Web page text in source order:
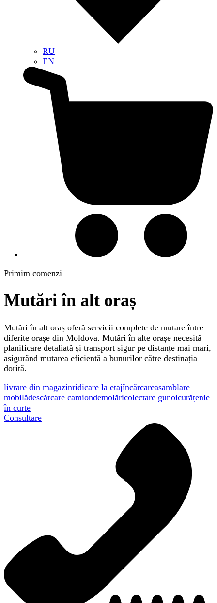
RU
EN
Primim comenzi
Mutări în alt oraș
Mutări în alt oraș oferă servicii complete de mutare între
diferite orașe din Moldova. Mutări în alte orașe necesită
planificare detaliată și transport sigur pe distanțe mai mari,
asigurând mutarea eficientă a bunurilor către destinația
dorită.
livrare din magazinridicare la etajîncărcareasamblare
mobilădescărcare camiondemolăricolectare gunoicurățenie
în curte
Consultare